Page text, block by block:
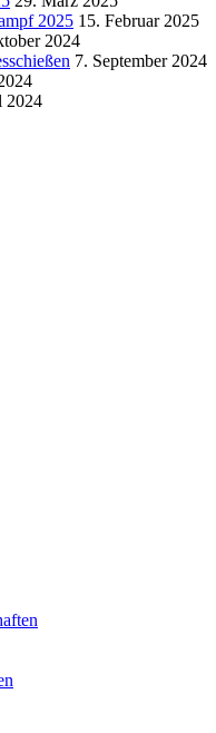
2025 15. Februar 2025
2024
7. September 2024
2024